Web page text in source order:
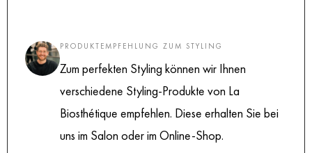
PRODUKTEMPFEHLUNG ZUM STYLING
Zum perfekten Styling können wir Ihnen
verschiedene Styling-Produkte von La
Biosthétique empfehlen. Diese erhalten Sie bei
uns im Salon oder im Online-Shop.